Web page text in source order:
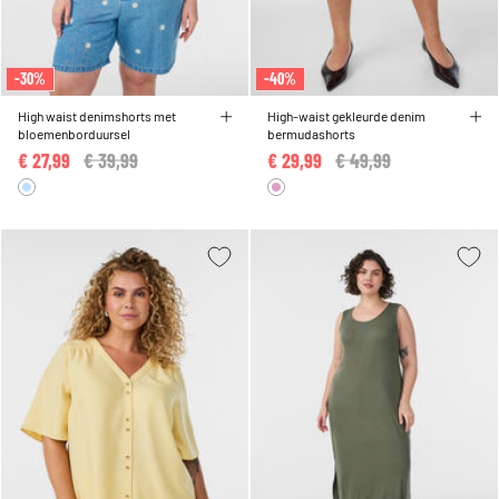
-30%
High waist denimshorts met
bloemenborduursel
Price reduced from
€ 39,99
€ 27,99
-40%
High-waist gekleurde denim
bermudashorts
Price reduced from
€ 49,99
€ 29,99